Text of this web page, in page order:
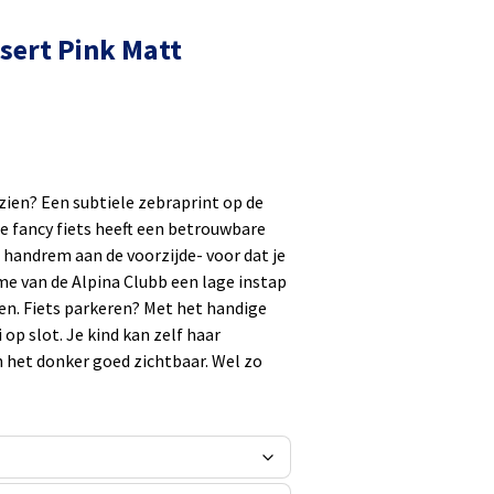
Pink Matt
Een subtiele zebraprint op de
fancy fiets heeft een betrouwbare
aan de voorzijde- voor dat je
van de Alpina Clubb een lage instap
Fiets parkeren? Met het handige
slot. Je kind kan zelf haar
donker goed zichtbaar. Wel zo